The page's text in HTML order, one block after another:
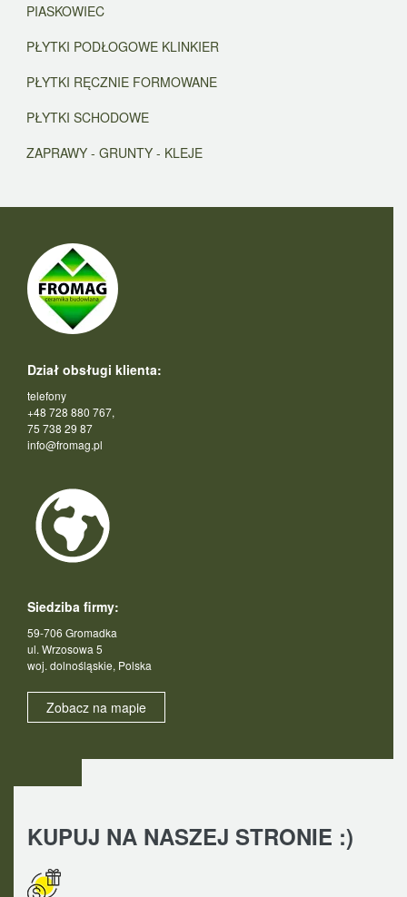
PIASKOWIEC
PŁYTKI PODŁOGOWE KLINKIER
PŁYTKI RĘCZNIE FORMOWANE
PŁYTKI SCHODOWE
ZAPRAWY - GRUNTY - KLEJE
Dział obsługi klienta:
telefony
+48 728 880 767,
75 738 29 87
info@fromag.pl
Siedziba firmy:
59-706 Gromadka
ul. Wrzosowa 5
woj. dolnośląskie, Polska
Zobacz na mapie
KUPUJ NA NASZEJ STRONIE :)